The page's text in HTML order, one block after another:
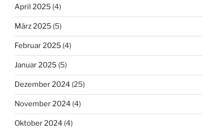
April 2025 (4)
März 2025 (5)
Februar 2025 (4)
Januar 2025 (5)
Dezember 2024 (25)
November 2024 (4)
Oktober 2024 (4)